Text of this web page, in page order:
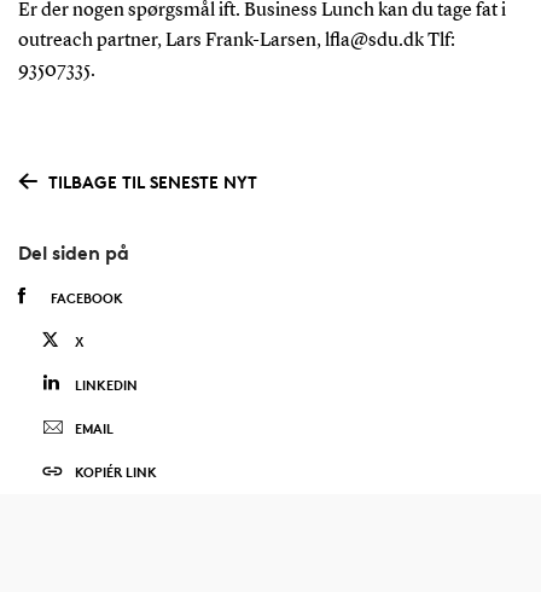
Er der nogen spørgsmål ift. Business Lunch kan du tage fat i
outreach partner, Lars Frank-Larsen, lfla@sdu.dk Tlf:
93507335.
TILBAGE TIL SENESTE NYT
Del siden på
FACEBOOK
X
LINKEDIN
EMAIL
KOPIÉR LINK